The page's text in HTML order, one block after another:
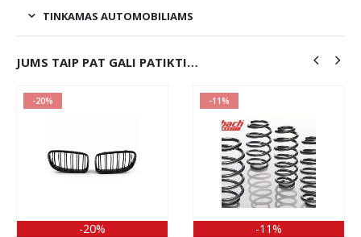
TINKAMAS AUTOMOBILIAMS
JUMS TAIP PAT GALI PATIKTI…
-11%